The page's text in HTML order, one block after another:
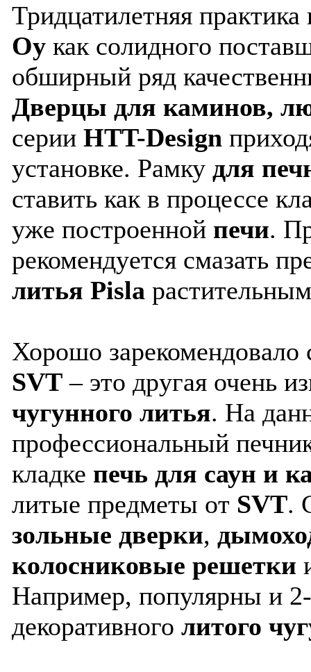
Тридцатилетняя
Oy как солидного
обширный ряд
Дверцы для каминов,
серии HTT-Design
установке. Рамку для
ставить как в процессе
уже построенной печи.
рекомендуется смазать
литья Pisla
Хорошо зарекомендовало
SVT – это другая очень
чугунного литья. На
профессиональный
кладке печь для саун и
литые предметы от SVT.
зольные дверки,
колосниковые решетки
Например, популярны и
декоративного литого